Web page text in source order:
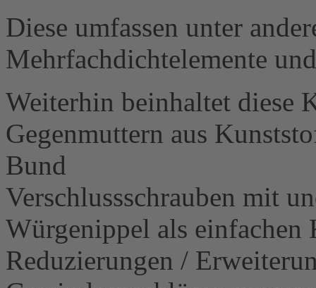
Diese umfassen unter
Mehrfachdichtelemente
Weiterhin beinhaltet diese
Gegenmuttern aus
Bund
Verschlussschrauben mit
Würgenippel als einfachen
Reduzierungen /